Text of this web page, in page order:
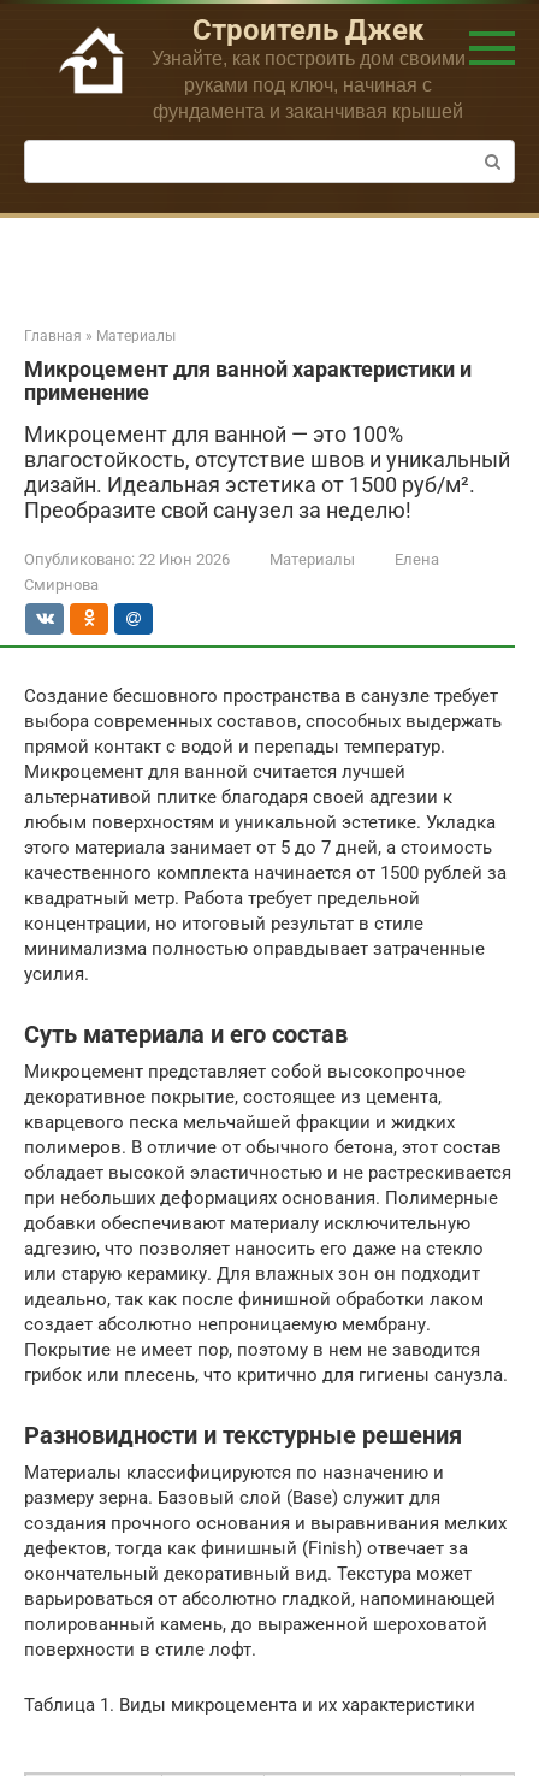
Перейти
контенту
Строитель Джек
Узнайте, как построить дом своими
руками под ключ, начиная с
фундамента и заканчивая крышей
Поиск:
Главная » Материалы
Микроцемент для ванной характеристики и
применение
Микроцемент для ванной — это 100%
влагостойкость, отсутствие швов и уникальный
дизайн. Идеальная эстетика от 1500 руб/м².
Преобразите свой санузел за неделю!
Опубликовано: 22 Июн 2026 Материалы
Елена
Смирнова
Создание бесшовного пространства в санузле требует
выбора современных составов, способных выдержать
прямой контакт с водой и перепады температур.
Микроцемент для ванной считается лучшей
альтернативой плитке благодаря своей адгезии к
любым поверхностям и уникальной эстетике. Укладка
этого материала занимает от 5 до 7 дней, а стоимость
качественного комплекта начинается от 1500 рублей за
квадратный метр. Работа требует предельной
концентрации, но итоговый результат в стиле
минимализма полностью оправдывает затраченные
усилия.
Суть материала и его состав
Микроцемент представляет собой высокопрочное
декоративное покрытие, состоящее из цемента,
кварцевого песка мельчайшей фракции и жидких
полимеров. В отличие от обычного бетона, этот состав
обладает высокой эластичностью и не растрескивается
при небольших деформациях основания. Полимерные
добавки обеспечивают материалу исключительную
адгезию, что позволяет наносить его даже на стекло
или старую керамику. Для влажных зон он подходит
идеально, так как после финишной обработки лаком
создает абсолютно непроницаемую мембрану.
Покрытие не имеет пор, поэтому в нем не заводится
грибок или плесень, что критично для гигиены санузла.
Разновидности и текстурные решения
Материалы классифицируются по назначению и
размеру зерна. Базовый слой (Base) служит для
создания прочного основания и выравнивания мелких
дефектов, тогда как финишный (Finish) отвечает за
окончательный декоративный вид. Текстура может
варьироваться от абсолютно гладкой, напоминающей
полированный камень, до выраженной шероховатой
поверхности в стиле лофт.
Таблица 1. Виды микроцемента и их характеристики